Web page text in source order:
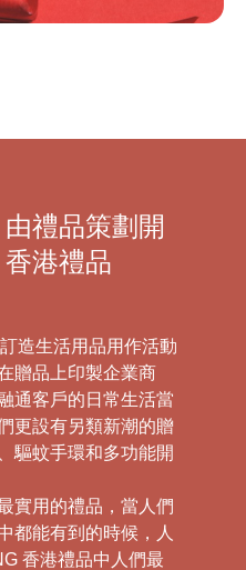
禮品策劃開
港禮品
造生活用品用作活動
贈品上印製企業商
通客戶的日常生活當
更設有另類新潮的贈
驅蚊手環和多功能開
實用的禮品，當人們
都能有到的時候，人
香港禮品中人們最